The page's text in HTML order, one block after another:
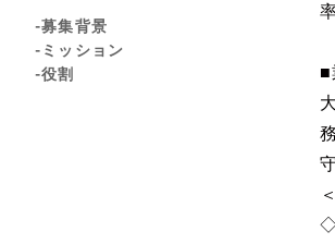
-募集背景
-ミッション
-役割
■
◇